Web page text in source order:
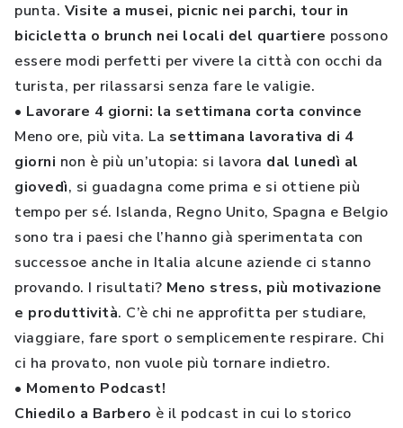
punta. Visite a musei, picnic nei parchi, tour in
bicicletta o brunch nei locali del quartiere possono
essere modi perfetti per vivere la città con occhi da
turista, per rilassarsi senza fare le valigie.
• Lavorare 4 giorni: la settimana corta convince
Meno ore, più vita. La settimana lavorativa di 4
giorni non è più un’utopia: si lavora dal lunedì al
giovedì, si guadagna come prima e si ottiene più
tempo per sé. Islanda, Regno Unito, Spagna e Belgio
sono tra i paesi che l’hanno già sperimentata con
successoe anche in Italia alcune aziende ci stanno
provando. I risultati? Meno stress, più motivazione
e produttività. C’è chi ne approfitta per studiare,
viaggiare, fare sport o semplicemente respirare. Chi
ci ha provato, non vuole più tornare indietro.
• Momento Podcast!
Chiedilo a Barbero è il podcast in cui lo storico